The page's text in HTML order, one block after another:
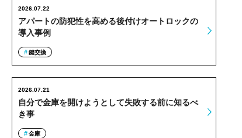
アパートの防犯性を高める後付けオートロックの
導入事例
2026.07.22
鍵交換
自分で金庫を開けようとして失敗する前に知るべ
き事
2026.07.21
金庫